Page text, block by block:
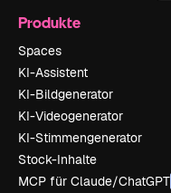
Produkte
Spaces
KI-Assistent
KI-Bildgenerator
KI-Videogenerator
KI-Stimmengenerator
Stock-Inhalte
MCP für Claude/ChatGPT